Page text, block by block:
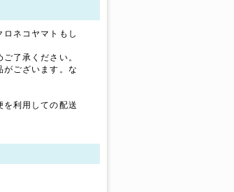
ネコヤマトもし
了承ください。
がございます。な
を利用しての配送